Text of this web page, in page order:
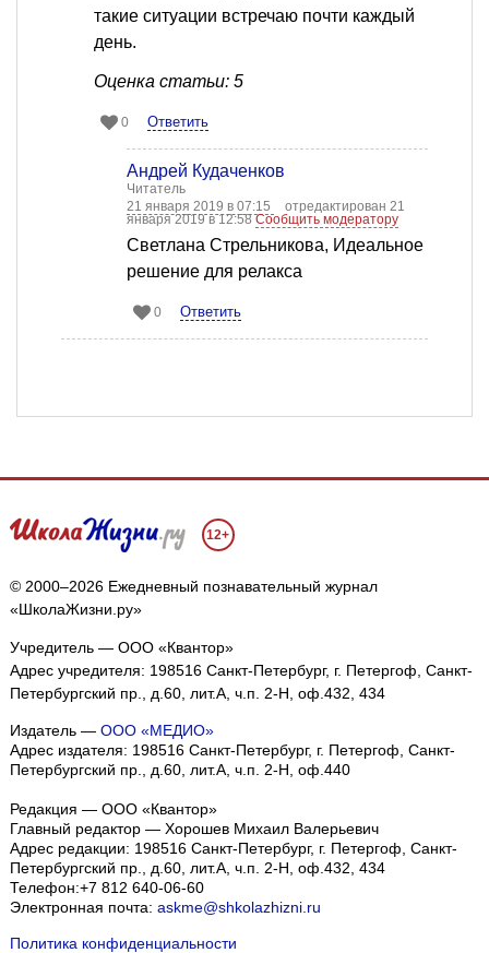
такие ситуации встречаю почти каждый
день.
Оценка статьи: 5
0 Ответить
Андрей Кудаченков
Читатель
21 января 2019 в 07:15
отредактирован 21
января 2019 в 12:58Сообщить модератору
Светлана Стрельникова, Идеальное
решение для релакса
0 Ответить
12+
© 2000–2026 Ежедневный познавательный журнал
«ШколаЖизни.ру»
Учредитель — ООО «Квантор»
Адрес учредителя: 198516 Санкт-Петербург, г. Петергоф, Санкт-
Петербургский пр., д.60, лит.А, ч.п. 2-Н, оф.432, 434
Издатель — ООО «МЕДИО»
Адрес издателя: 198516 Санкт-Петербург, г. Петергоф, Санкт-
Петербургский пр., д.60, лит.А, ч.п. 2-Н, оф.440
Редакция — ООО «Квантор»
Главный редактор — Хорошев Михаил Валерьевич
Адрес редакции: 198516 Санкт-Петербург, г. Петергоф Санкт-
Петербургский пр., д.60, лит.А, ч.п. 2-Н, оф.432, 434
Телефон:+7 812 640-06-60
Электронная почта: askme@shkolazhizni.ru
Политика конфиденциальности